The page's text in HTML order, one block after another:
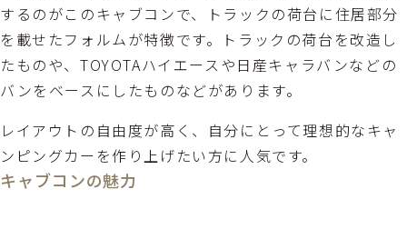
するのがこのキャブコンで、トラックの荷台に住居部分
を載せたフォルムが特徴です。トラックの荷台を改造し
たものや、TOYOTAハイエースや日産キャラバンなどの
バンをベースにしたものなどがあります。
レイアウトの自由度が高く、自分にとって理想的なキャ
ンピングカーを作り上げたい方に人気です。
キャブコンの魅力